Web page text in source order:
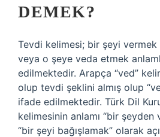
DEMEK?
Tevdi kelimesi; bir şeyi
veya o şeye veda etmek
edilmektedir. Arapça “ved”
olup tevdi şeklini almış olup
ifade edilmektedir. Türk Dil
kelimesinin anlamı “bir şeyden
“bir şeyi bağışlamak” olarak